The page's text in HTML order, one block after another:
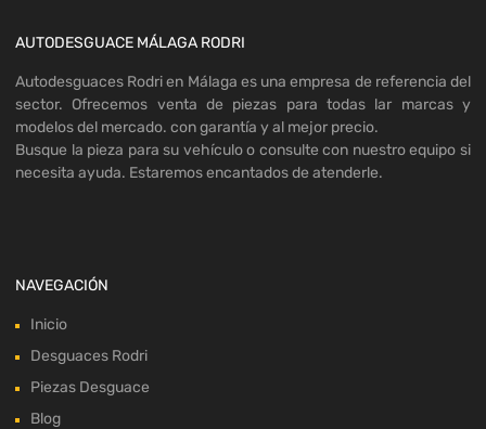
AUTODESGUACE MÁLAGA RODRI
Autodesguaces Rodri en Málaga es una empresa de referencia del
sector. Ofrecemos venta de piezas para todas lar marcas y
modelos del mercado. con garantía y al mejor precio.
Busque la pieza para su vehículo o consulte con nuestro equipo si
necesita ayuda. Estaremos encantados de atenderle.
NAVEGACIÓN
Inicio
Desguaces Rodri
Piezas Desguace
Blog